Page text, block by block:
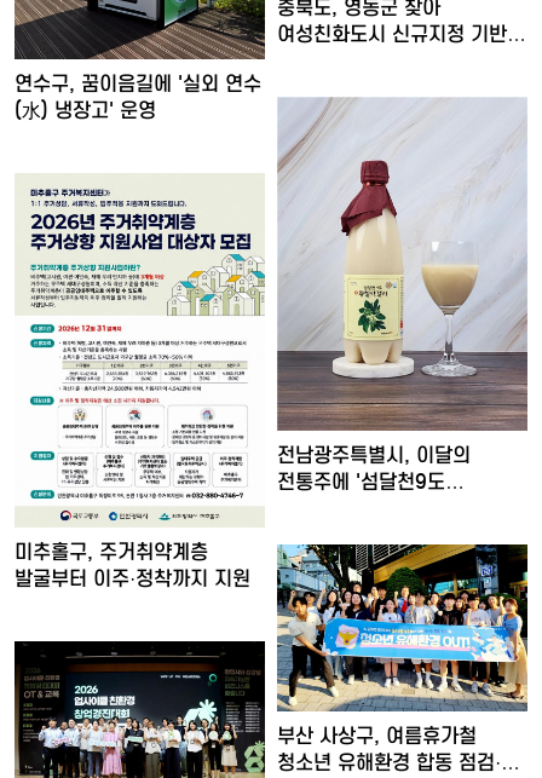
연수구, 꿈이음길에 '실외 연수
(水) 냉장고' 운영
충북도, 영동군 찾아
여성친화도시 신규지정 기반
전남광주특별시, 이달의
전통주에 '섬달천9도
미추홀구, 주거취약계층
발굴부터 이주·정착까지 지원
부산 사상구, 여름휴가철
청소년 유해환경 합동 점검·